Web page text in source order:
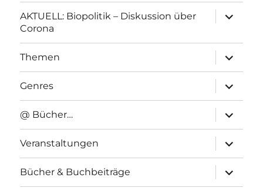
AKTUELL: Biopolitik – Diskussion über
Corona
anzeigen
Themen
anzeigen
Genres
anzeigen
@ Bücher…
anzeigen
Veranstaltungen
anzeigen
Bücher & Buchbeiträge
anzeigen